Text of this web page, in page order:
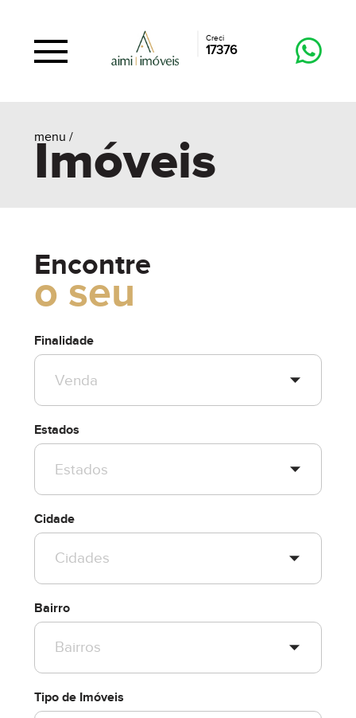
Creci
17376
menu /
Imóveis
Encontre
o seu
Finalidade
Estados
Cidade
Bairro
Tipo de Imóveis